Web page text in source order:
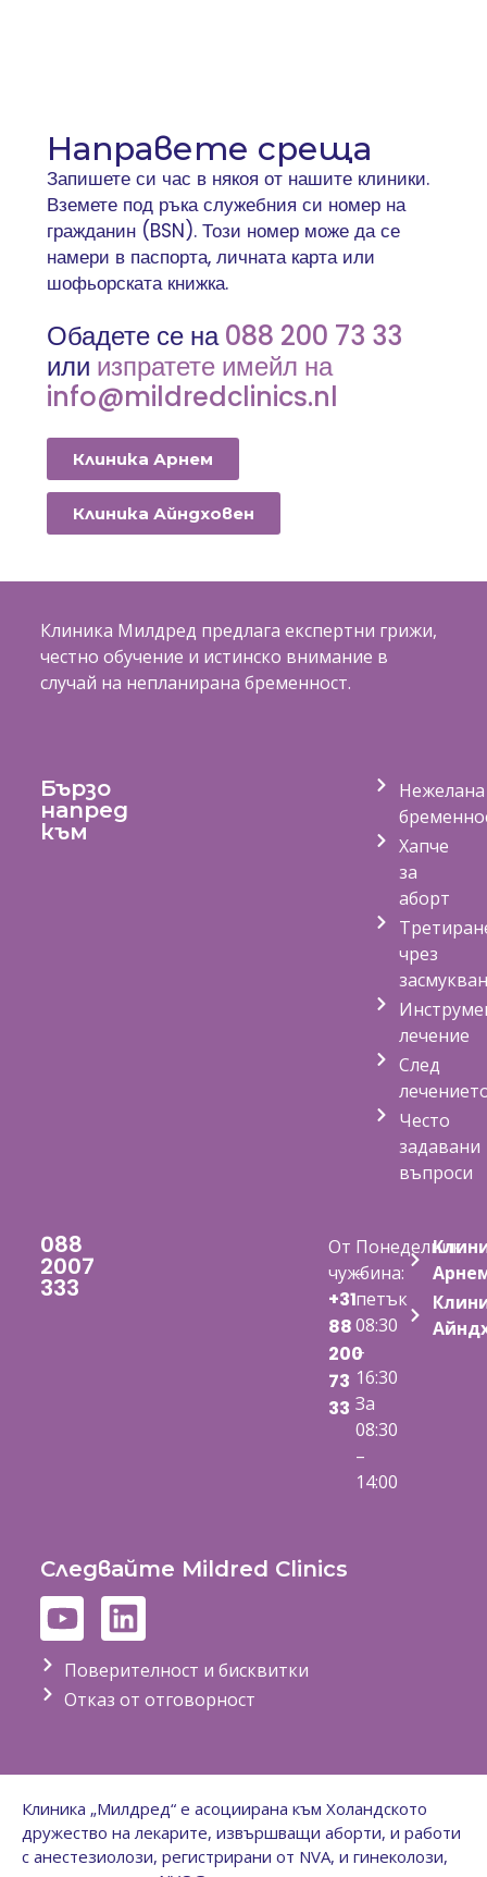
Направете среща
Запишете си час в някоя от нашите клиники.
Вземете под ръка служебния си номер на
гражданин (BSN). Този номер може да се
намери в паспорта, личната карта или
шофьорската книжка.
Обадете се на088 200 73 33
или изпратете имейл на
info@mildredclinics.nl
Клиника Арнем
Клиника Айндховен
Клиника Милдред предлага експертни грижи,
честно обучение и истинско внимание в
случай на непланирана бременност.
Бързо
напред
към
Нежелана
Хапче
за
аборт
чрез
лечение
След
Често
задавани
въпроси
088
2007
333
От
чужбина:
+31
88
200
73
33
Понеделник
–
петък
08:30
–
16:30
За
08:30
–
14:00
Следвайте Mildred Clinics
Поверителност и бисквитки
Отказ от отговорност
Клиника „Милдред“ е асоциирана към Холандското
дружество на лекарите, извършващи аборти, и работи
с анестезиолози, регистрирани от NVA, и гинеколози,